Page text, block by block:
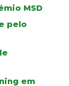
MSD
pelo
em